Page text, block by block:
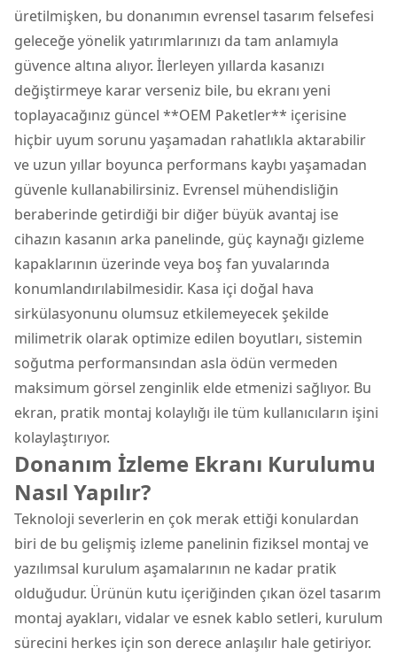
üretilmişken, bu donanımın evrensel tasarım felsefesi
geleceğe yönelik yatırımlarınızı da tam anlamıyla
güvence altına alıyor. İlerleyen yıllarda kasanızı
değiştirmeye karar verseniz bile, bu ekranı yeni
toplayacağınız güncel **OEM Paketler** içerisine
hiçbir uyum sorunu yaşamadan rahatlıkla aktarabilir
ve uzun yıllar boyunca performans kaybı yaşamadan
güvenle kullanabilirsiniz. Evrensel mühendisliğin
beraberinde getirdiği bir diğer büyük avantaj ise
cihazın kasanın arka panelinde, güç kaynağı gizleme
kapaklarının üzerinde veya boş fan yuvalarında
konumlandırılabilmesidir. Kasa içi doğal hava
sirkülasyonunu olumsuz etkilemeyecek şekilde
milimetrik olarak optimize edilen boyutları, sistemin
soğutma performansından asla ödün vermeden
maksimum görsel zenginlik elde etmenizi sağlıyor. Bu
ekran, pratik montaj kolaylığı ile tüm kullanıcıların işini
kolaylaştırıyor.
Donanım İzleme Ekranı Kurulumu
Nasıl Yapılır?
Teknoloji severlerin en çok merak ettiği konulardan
biri de bu gelişmiş izleme panelinin fiziksel montaj ve
yazılımsal kurulum aşamalarının ne kadar pratik
olduğudur. Ürünün kutu içeriğinden çıkan özel tasarım
montaj ayakları, vidalar ve esnek kablo setleri, kurulum
sürecini herkes için son derece anlaşılır hale getiriyor.